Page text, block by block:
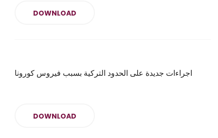
DOWNLOAD
اجراءات جديدة على الحدود التركية بسبب فيروس كورونا
DOWNLOAD